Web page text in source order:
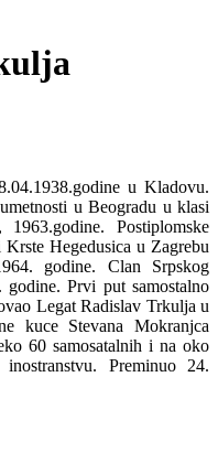
u Kladovu.
u Beogradu u klasi
Postiplomske
Hegedusica u Zagrebu
godine. Clan Srpskog
Prvi put samostalno
Legat Radislav Trkulja u
kuce Stevana Mokranjca
60 samosatalnih i na oko
Preminuo 24.